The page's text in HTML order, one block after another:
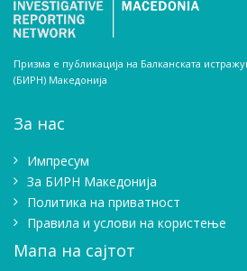
Призма е публикација на Балканската
(БИРН) Македонија
За нас
Импресум
Зa БИРН Македонија
Политика на приватност
Правила и услови на користење
Мапа на сајтот